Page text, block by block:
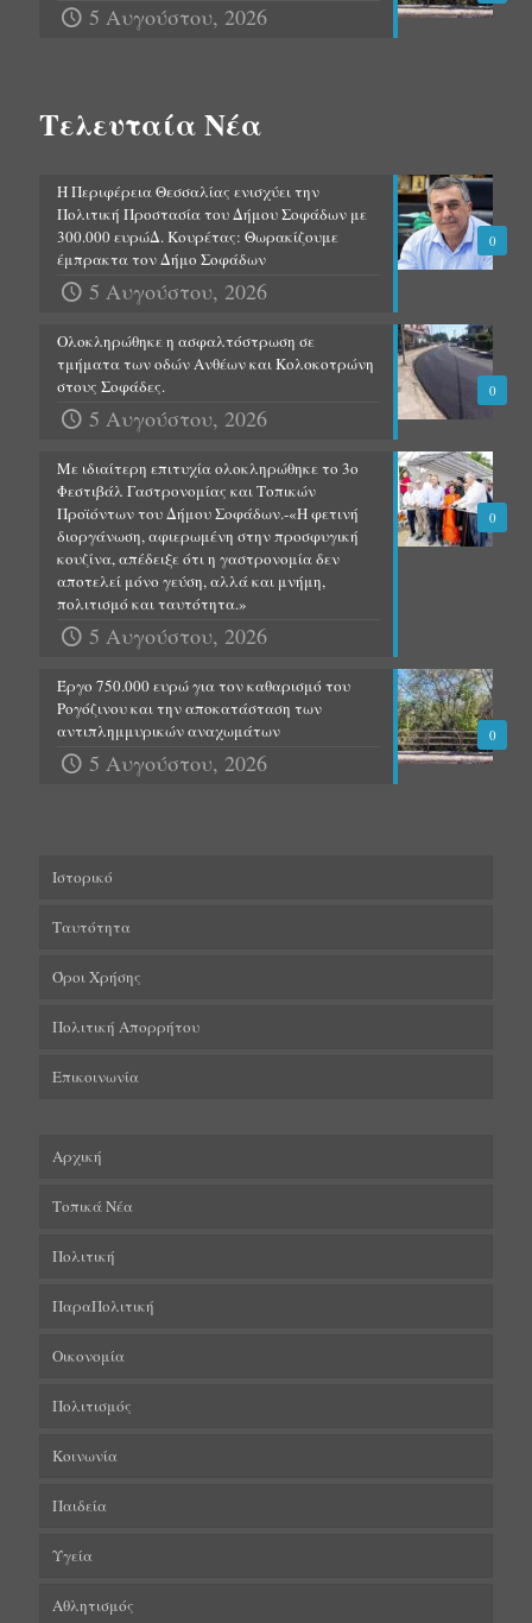
5 Αυγούστου, 2026
Τελευταία Νέα
0
Η Περιφέρεια Θεσσαλίας ενισχύει την
Πολιτική Προστασία του Δήμου Σοφάδων με
300.000 ευρώΔ. Κουρέτας: Θωρακίζουμε
έμπρακτα τον Δήμο Σοφάδων
5 Αυγούστου, 2026
0
Ολοκληρώθηκε η ασφαλτόστρωση σε
τμήματα των οδών Ανθέων και Κολοκοτρώνη
στους Σοφάδες.
5 Αυγούστου, 2026
0
Με ιδιαίτερη επιτυχία ολοκληρώθηκε το 3ο
Φεστιβάλ Γαστρονομίας και Τοπικών
Προϊόντων του Δήμου Σοφάδων.-«Η φετινή
διοργάνωση, αφιερωμένη στην προσφυγική
κουζίνα, απέδειξε ότι η γαστρονομία δεν
αποτελεί μόνο γεύση, αλλά και μνήμη,
πολιτισμό και ταυτότητα.»
5 Αυγούστου, 2026
0
Έργο 750.000 ευρώ για τον καθαρισμό του
Ρογόζινου και την αποκατάσταση των
αντιπλημμυρικών αναχωμάτων
5 Αυγούστου, 2026
Ιστορικό
Ταυτότητα
Όροι Χρήσης
Πολιτική Απορρήτου
Επικοινωνία
Αρχική
Τοπικά Νέα
Πολιτική
ΠαραΠολιτική
Οικονομία
Πολιτισμός
Κοινωνία
Παιδεία
Υγεία
Αθλητισμός